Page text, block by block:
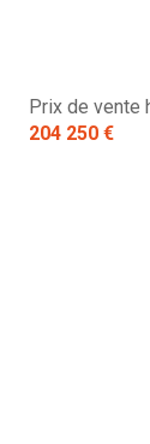
Prix de vente
204 250 €